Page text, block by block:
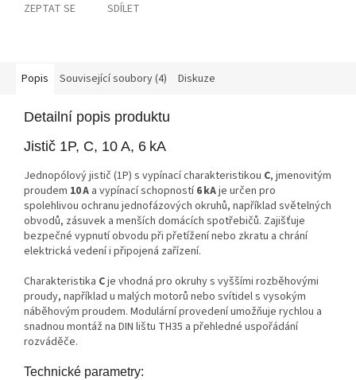
ZEPTAT SE SDÍLET
Popis Související soubory (4) Diskuze
Detailní popis produktu
Jistič 1P, C, 10 A, 6 kA
Jednopólový jistič (1P) s vypínací charakteristikou C, jmenovitým
proudem 10 A a vypínací schopností6 kAje určen pro
spolehlivou ochranu jednofázových okruhů, například světelných
obvodů, zásuvek a menších domácích spotřebičů. Zajišťuje
bezpečné vypnutí obvodu při přetížení nebo zkratu a chrání
elektrická vedení i připojená zařízení.
Charakteristika Cje vhodná pro okruhy s vyššími rozběhovými
proudy, například u malých motorů nebo svítidel s vysokým
náběhovým proudem. Modulární provedení umožňuje rychlou a
snadnou montáž na DIN lištu TH35 a přehledné uspořádání
rozváděče.
Technické parametry: